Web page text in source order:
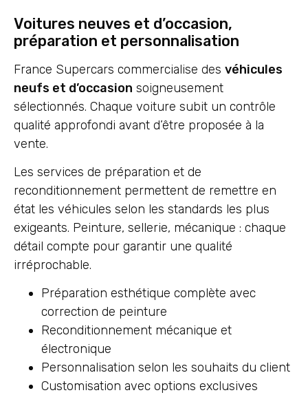
Voitures neuves et d’occasion,
préparation et personnalisation
France Supercars commercialise des véhicules
neufs et d’occasion soigneusement
sélectionnés. Chaque voiture subit un contrôle
qualité approfondi avant d’être proposée à la
vente.
Les services de préparation et de
reconditionnement permettent de remettre en
état les véhicules selon les standards les plus
exigeants. Peinture, sellerie, mécanique : chaque
détail compte pour garantir une qualité
irréprochable.
Préparation esthétique complète avec
correction de peinture
Reconditionnement mécanique et
électronique
Personnalisation selon les souhaits du client
Customisation avec options exclusives